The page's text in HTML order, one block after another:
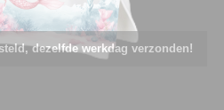
dezelfde werkdag verzonden!